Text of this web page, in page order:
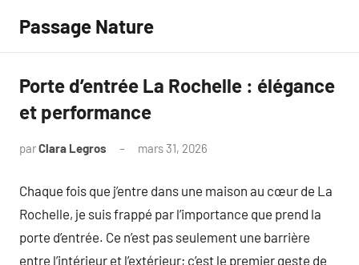
contenu
Passage Nature
Porte d’entrée La Rochelle : élégance
et performance
parClara Legros mars 31, 2026
Chaque fois que j’entre dans une maison au cœur de La
Rochelle, je suis frappé par l’importance que prend la
porte d’entrée. Ce n’est pas seulement une barrière
entre l’intérieur et l’extérieur; c’est le premier geste de